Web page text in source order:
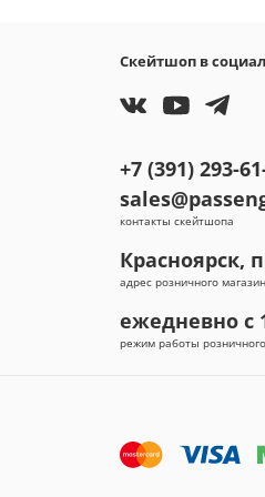
Скейтшоп в
+7 (391) 293-
контакты скейтшопа
Красноярск,
адрес розничного
ежедневно с
режим работы